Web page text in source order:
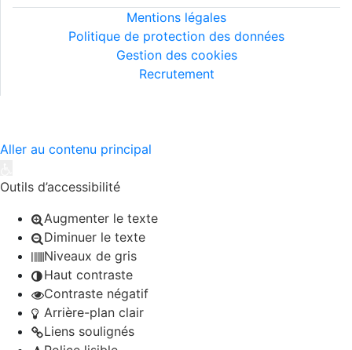
Mentions légales
Politique de protection des données
Gestion des cookies
Recrutement
Aller au contenu principal
Outils d’accessibilité
Augmenter le texte
Diminuer le texte
Niveaux de gris
Haut contraste
Contraste négatif
Arrière-plan clair
Liens soulignés